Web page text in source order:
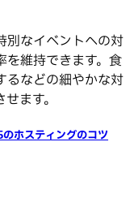
別なイベントへの対
を維持できます。食
るなどの細やかな対
ます。
ホスティングのコツ